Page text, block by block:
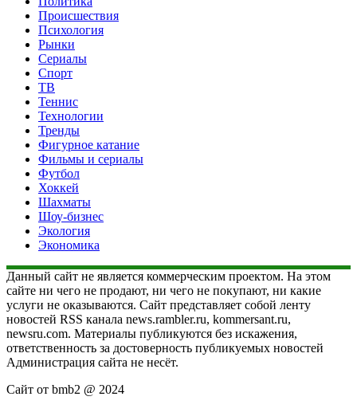
Происшествия
Психология
Рынки
Сериалы
Спорт
ТВ
Теннис
Технологии
Тренды
Фигурное катание
Фильмы и сериалы
Футбол
Хоккей
Шахматы
Шоу-бизнес
Экология
Экономика
Данный сайт не является коммерческим проектом. На этом
сайте ни чего не продают, ни чего не покупают, ни какие
услуги не оказываются. Сайт представляет собой ленту
новостей RSS канала news.rambler.ru, kommersant.ru,
newsru.com. Материалы публикуются без искажения,
ответственность за достоверность публикуемых новостей
Администрация сайта не несёт.
Сайт от bmb2 @ 2024